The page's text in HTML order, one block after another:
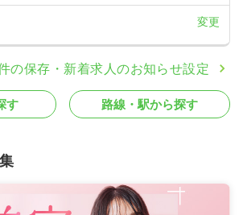
変更
の保存・新着求人のお知らせ設定
す 路線・駅から探す